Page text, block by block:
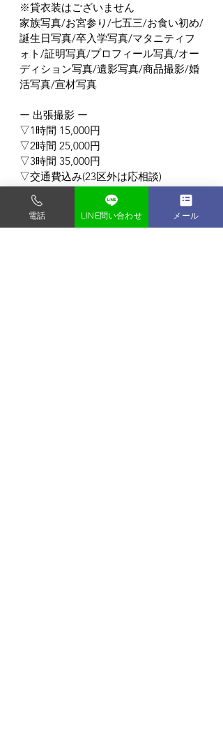
※貸衣装はございません
家族写真/お宮参り/七五三/お食い初め/
誕生日写真/卒入学写真/マタニティフ
ォト/証明写真/プロフィール写真/オー
ディション写真/遺影写真/商品撮影/婚
活写真/宣材写真
ー 出張撮影 ー
▽1時間 15,000円
▽2時間 25,000円
▽3時間 35,000円
▽交通費込み(23区外は応相談)
▽時間内お写真何枚でもOK！
▽全データお渡し無料！
ロケーション撮影/企業様向けビジネス
電話 LINE問い合わせ メール